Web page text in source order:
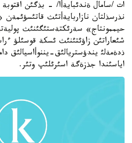
ات /سامال ةندئبايةأا/ - بذگئن اقتوبة
نذرسذلتان نازاربايةأتئث قاتئسؤئمةن
حيممونتاج» سةرئكتةستئگئنئث
شئعاراتئن زاؤئتئنئث ئسكة قوسئلؤ
ذدةمةلئ يندؤستريالئق-يننوأاسيالئق
اياسئندا جذزةگة اسئرئلئپ وتئر.